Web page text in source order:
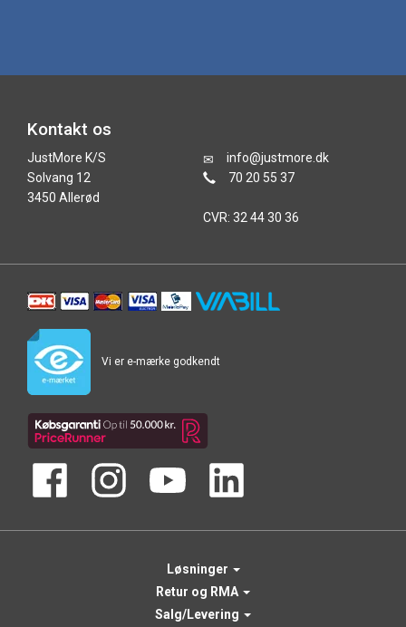
Kontakt os
JustMore K/S
Solvang 12
3450 Allerød
info@justmore.dk
70 20 55 37
CVR: 32 44 30 36
Vi er e-mærke godkendt
Løsninger
Retur og RMA
Salg/Levering